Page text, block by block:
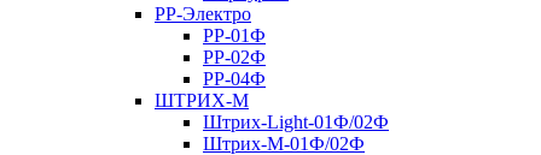
РР-Электро
РР-01Ф
РР-02Ф
РР-04Ф
ШТРИХ-М
Штрих-Light-01Ф/02Ф
Штрих-М-01Ф/02Ф